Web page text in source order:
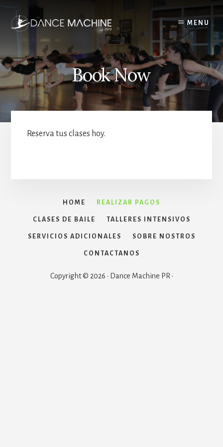
content
MENU
Book Now
Reserva tus clases hoy.
HOME REALIZAR PAGOS
CLASES DE BAILE TALLERES INTENSIVOS
SERVICIOS ADICIONALES SOBRE NOSTROS
CONTACTANOS
Copyright © 2026 · Dance Machine PR ·